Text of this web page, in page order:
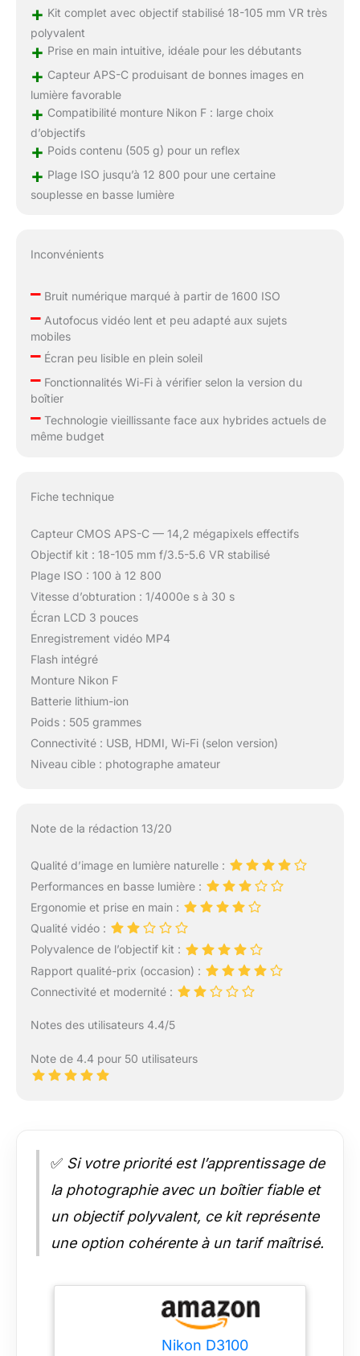
+ Kit complet avec objectif stabilisé 18-105 mm VR très
polyvalent
+ Prise en main intuitive, idéale pour les débutants
+ Capteur APS-C produisant de bonnes images en
lumière favorable
+ Compatibilité monture Nikon F : large choix
d’objectifs
+ Poids contenu (505 g) pour un reflex
+ Plage ISO jusqu’à 12 800 pour une certaine
souplesse en basse lumière
Inconvénients
–Bruit numérique marqué à partir de 1600 ISO
–Autofocus vidéo lent et peu adapté aux sujets
mobiles
–Écran peu lisible en plein soleil
–Fonctionnalités Wi-Fi à vérifier selon la version du
boîtier
–Technologie vieillissante face aux hybrides actuels de
même budget
Fiche technique
Capteur CMOS APS-C — 14,2 mégapixels effectifs
Objectif kit : 18-105 mm f/3.5-5.6 VR stabilisé
Plage ISO : 100 à 12 800
Vitesse d’obturation : 1/4000e s à 30 s
Écran LCD 3 pouces
Enregistrement vidéo MP4
Flash intégré
Monture Nikon F
Batterie lithium-ion
Poids : 505 grammes
Connectivité : USB, HDMI, Wi-Fi (selon version)
Niveau cible : photographe amateur
Note de la rédaction 13/20
Qualité d’image en lumière naturelle :
Performances en basse lumière :
Ergonomie et prise en main :
Qualité vidéo :
Polyvalence de l’objectif kit :
Rapport qualité-prix (occasion) :
Connectivité et modernité :
Notes des utilisateurs 4.4/5
Note de 4.4 pour 50 utilisateurs
✅ Si votre priorité est l’apprentissage de
la photographie avec un boîtier fiable et
un objectif polyvalent, ce kit représente
une option cohérente à un tarif maîtrisé.
Nikon D3100